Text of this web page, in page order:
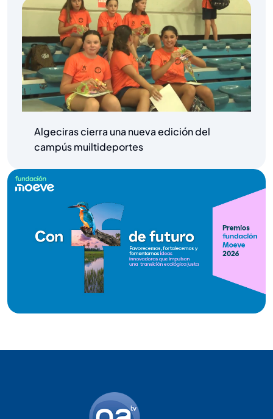
Algeciras cierra una nueva edición del
campús muiltideportes